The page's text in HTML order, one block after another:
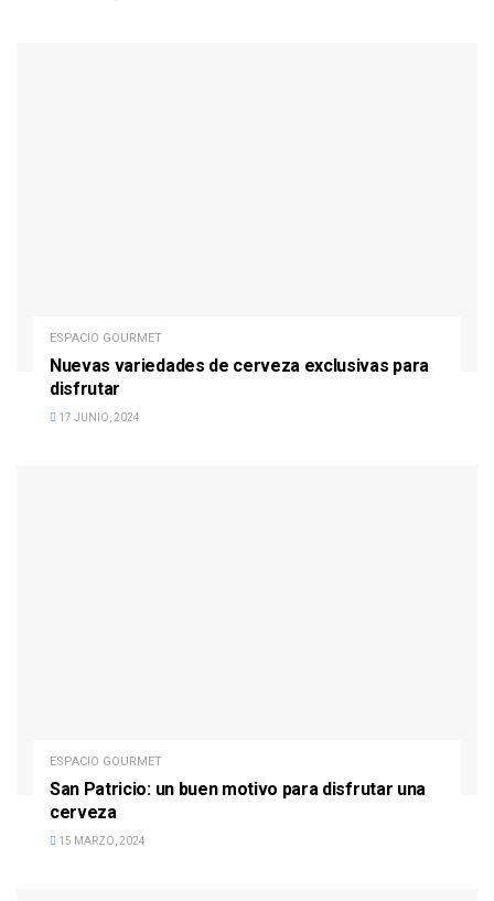
ESPACIO GOURMET
Nuevas variedades de cerveza exclusivas para
disfrutar
17 JUNIO, 2024
ESPACIO GOURMET
San Patricio: un buen motivo para disfrutar una
cerveza
15 MARZO, 2024